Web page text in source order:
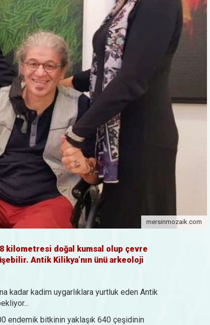
mersinmozaik.com
kilometresi doğal kumsal olup çevre
Antik Kilikya’nın ünü arkeoloji
kadar kadim uygarlıklara yurtluk eden Antik
endemik bitkinin yaklaşık 640 çeşidinin